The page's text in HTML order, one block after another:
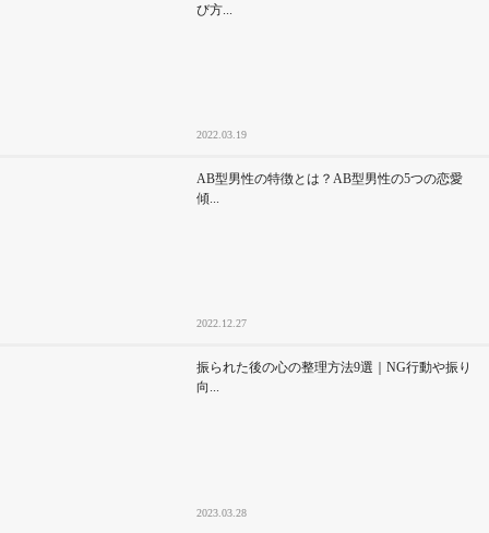
び方...
2022.03.19
AB型男性の特徴とは？AB型男性の5つの恋愛
傾...
2022.12.27
振られた後の心の整理方法9選｜NG行動や振り
向...
2023.03.28